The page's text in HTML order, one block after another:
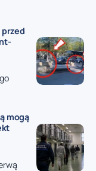
przed
mogą